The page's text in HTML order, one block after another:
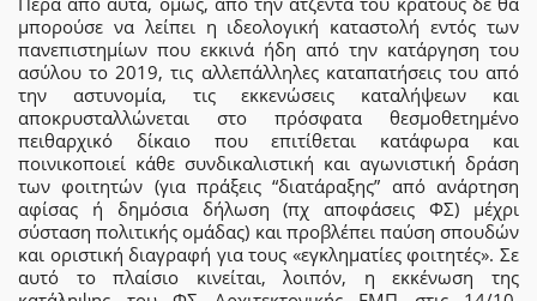
μπορούσε να λείπει η ιδεολογική καταστολή εντός των
πανεπιστημίων που εκκινά ήδη από την κατάργηση του
ασύλου το 2019, τις αλλεπάλληλες καταπατήσεις του από
την αστυνομία, τις εκκενώσεις καταλήψεων και
αποκρυσταλλώνεται στο πρόσφατα θεσμοθετημένο
πειθαρχικό δίκαιο που επιτίθεται κατάφωρα και
ποινικοποιεί κάθε συνδικαλιστική και αγωνιστική δράση
των φοιτητών (για πράξεις “διατάραξης” από ανάρτηση
αφίσας ή δημόσια δήλωση (πχ αποφάσεις ΦΣ) μέχρι
σύσταση πολιτικής ομάδας) και προβλέπει παύση σπουδών
και οριστική διαγραφή για τους «εγκληματίες φοιτητές». Σε
αυτό το πλαίσιο κινείται, λοιπόν, η εκκένωση της